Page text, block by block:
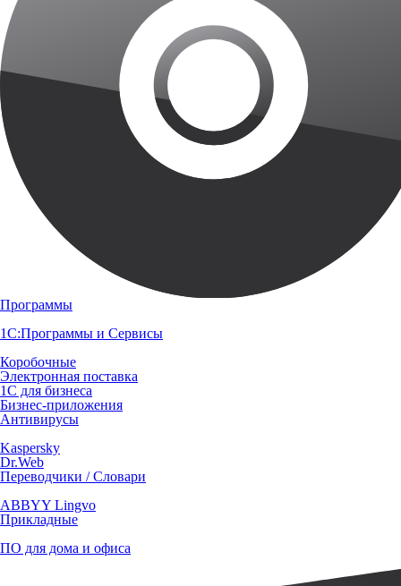
Программы
1С:Программы и Сервисы
Коробочные
Электронная поставка
1С для бизнеса
Бизнес-приложения
Антивирусы
Kaspersky
Dr.Web
Переводчики / Словари
ABBYY Lingvo
Прикладные
ПО для дома и офиса